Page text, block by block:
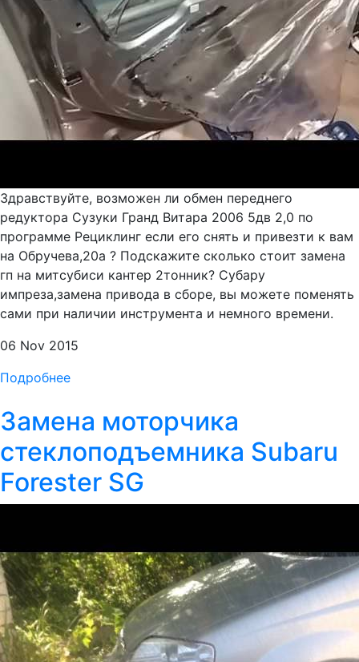
Здравствуйте, возможен ли обмен переднего
редуктора Сузуки Гранд Витара 2006 5дв 2,0 по
программе Рециклинг если его снять и привезти к вам
на Обручева,20а ? Подскажите сколько стоит замена
гп на митсубиси кантер 2тонник? Субару
импреза,замена привода в сборе, вы можете поменять
сами при наличии инструмента и немного времени.
06 Nov 2015
Подробнее
Замена моторчика
стеклоподъемника Subaru
Forester SG